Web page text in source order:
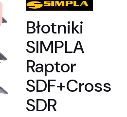
Błotniki
SIMPLA
Raptor
SDF+Cross
SDR